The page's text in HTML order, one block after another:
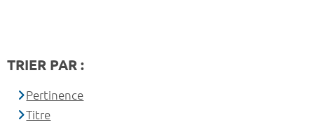
TRIER PAR :
Pertinence
Titre